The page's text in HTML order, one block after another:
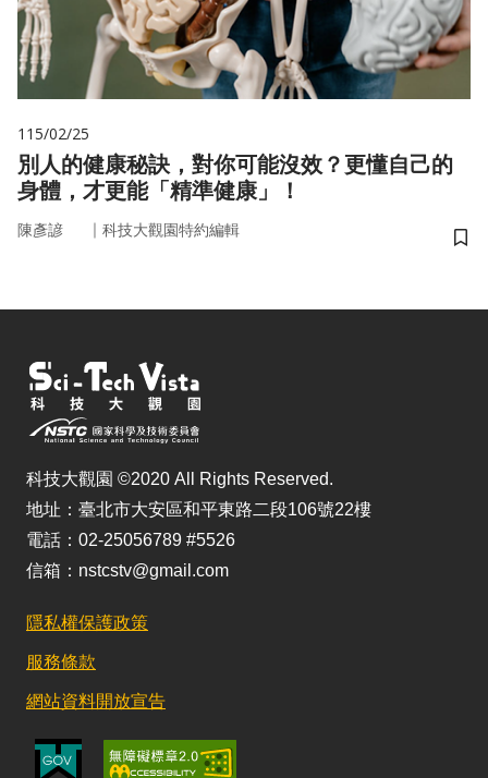
115/02/25
別人的健康秘訣，對你可能沒效？更懂自己的
身體，才更能「精準健康」！
陳彥諺 ｜ 科技大觀園特約編輯
儲
科技大觀園 ©2020 All Rights Reserved.
地址：臺北市大安區和平東路二段106號22樓
電話：02-25056789 #5526
信箱：nstcstv@gmail.com
隱私權保護政策
服務條款
網站資料開放宣告